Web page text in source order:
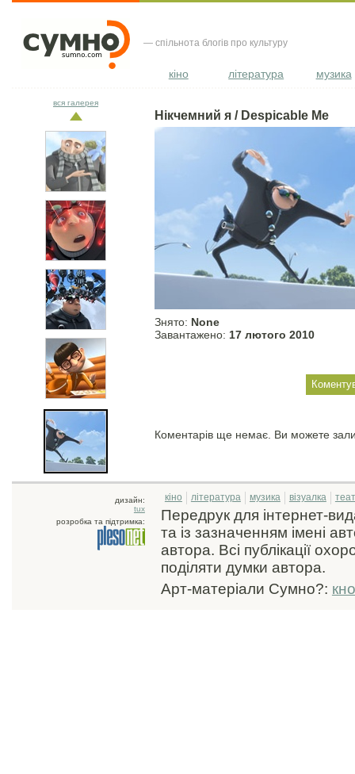
— спільнота блогів про культуру
кіно література музика
Нікчемний я / Despicable Me
Знято: None
Завантажено: 17 лютого 2010
Коментарів ще немає. Ви можете
вся галерея
дизайн:
tux
розробка та підтримка:
кіно література музика візуалка
Передрук для інтернет-
та із зазначенням імені
автора. Всі публікації
поділяти думки автора.
Арт-матеріали Сумно?: